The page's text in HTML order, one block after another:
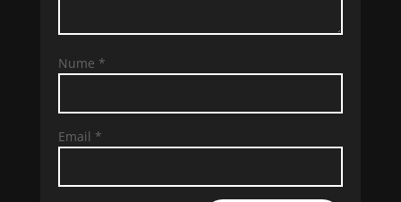
Nume *
Email *